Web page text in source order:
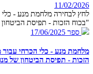
11/02/2026
לחץ לבחירה מלחמת מנע -
"בכוח הזכות - תפיסת
ספר 17/06/2025
מלחמת מנע - כלי הכרחי
הזכות - תפיסת הביטחון של